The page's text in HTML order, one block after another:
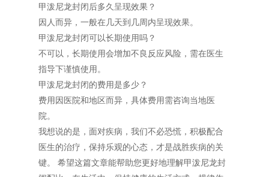
甲泼尼龙封闭后多久呈现效果？
因人而异，一般在几天到几周内呈现效果。
甲泼尼龙封闭可以长期使用吗？
不可以，长期使用会增加不良反应风险，需在医生
指导下谨慎使用。
甲泼尼龙封闭的费用是多少？
费用因医院和地区而异，具体费用需咨询当地医
院。
我想说的是，面对疾病，我们不必恐慌，积极配合
医生的治疗，保持乐观的心态，才是战胜疾病的关
键。 希望这篇文章能帮助您更好地理解甲泼尼龙封